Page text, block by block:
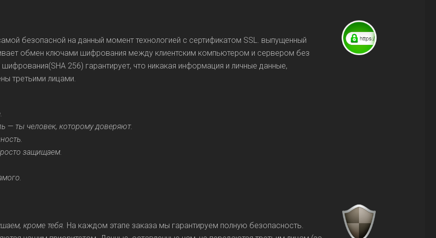
безопасной на данный момент технологией с сертификатом SSL. выпущенный
обмен ключами шифрования между клиентским компьютером и сервером без
256) гарантирует, что никакая информация и личные данные,
третьими лицами.
— ты человек, которому доверяют.
защищаем.
кроме тебя. На каждом этапе заказа мы гарантируем полную безопасность.